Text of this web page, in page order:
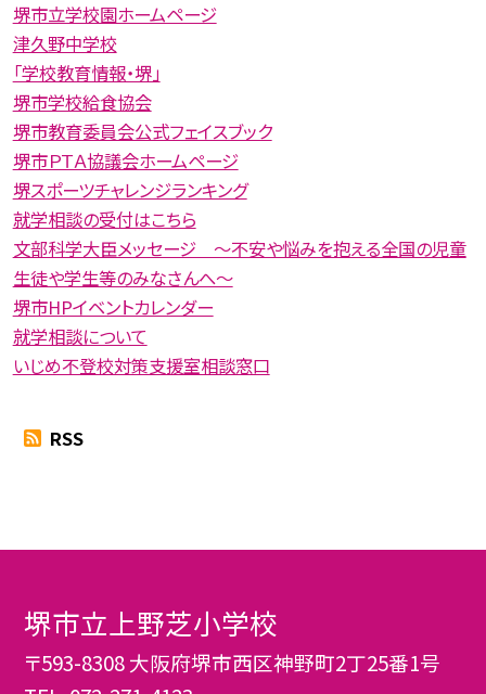
堺市立学校園ホームページ
津久野中学校
「学校教育情報・堺」
堺市学校給食協会
堺市教育委員会公式フェイスブック
堺市ＰＴＡ協議会ホームページ
堺スポーツチャレンジランキング
就学相談の受付はこちら
文部科学大臣メッセージ 〜不安や悩みを抱える全国の児童
生徒や学生等のみなさんへ〜
堺市HPイベントカレンダー
就学相談について
いじめ不登校対策支援室相談窓口
RSS
堺市立上野芝小学校
〒593-8308 大阪府堺市西区神野町2丁25番1号